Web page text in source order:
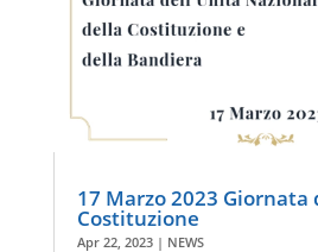
17 Marzo 2023 Giornata
Costituzione
Apr 22, 2023| NEWS